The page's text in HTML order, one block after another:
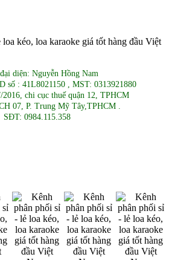
diện: Nguyễn Hồng Nam
số : 41L8021150 , MST: 0313921880
2016, chi cục thuế quận 12, TPHCM
07, P. Trung Mỹ Tây,TPHCM .
SĐT: 0984.115.358